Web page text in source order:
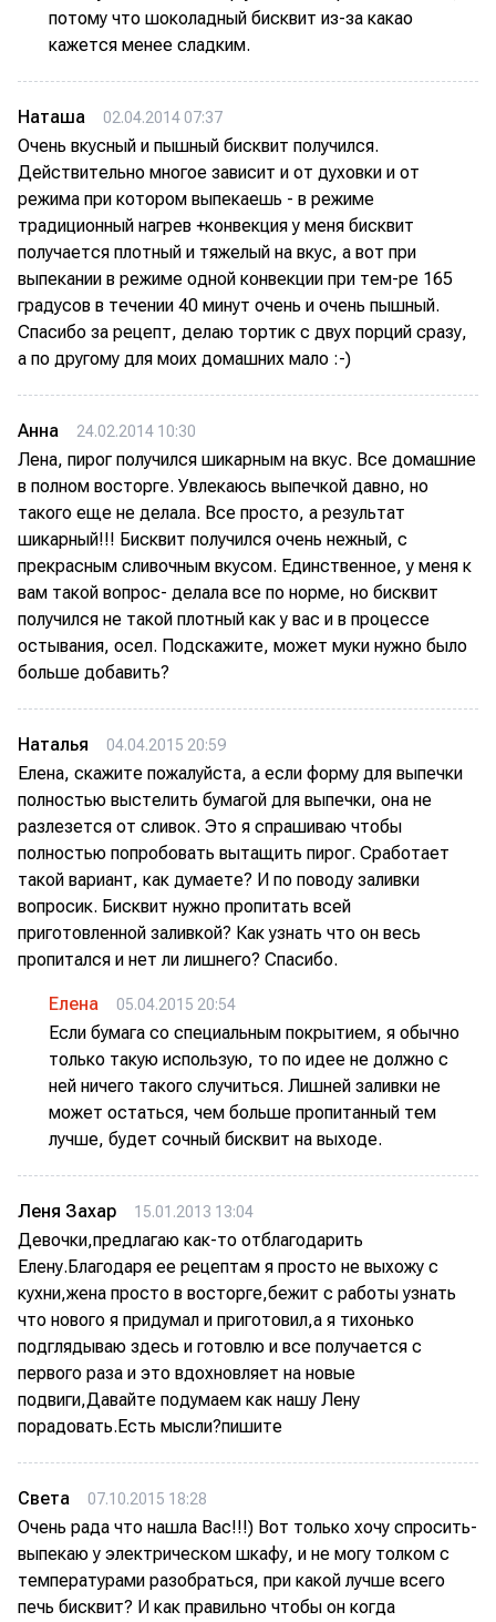
потому что шоколадный бисквит из-за какао
кажется менее сладким.
Наташа 02.04.2014 07:37
Очень вкусный и пышный бисквит получился.
Действительно многое зависит и от духовки и от
режима при котором выпекаешь - в режиме
традиционный нагрев +конвекция у меня бисквит
получается плотный и тяжелый на вкус, а вот при
выпекании в режиме одной конвекции при тем-ре 165
градусов в течении 40 минут очень и очень пышный.
Спасибо за рецепт, делаю тортик с двух порций сразу,
а по другому для моих домашних мало :-)
Анна 24.02.2014 10:30
Лена, пирог получился шикарным на вкус. Все домашние
в полном восторге. Увлекаюсь выпечкой давно, но
такого еще не делала. Все просто, а результат
шикарный!!! Бисквит получился очень нежный, с
прекрасным сливочным вкусом. Единственное, у меня к
вам такой вопрос- делала все по норме, но бисквит
получился не такой плотный как у вас и в процессе
остывания, осел. Подскажите, может муки нужно было
больше добавить?
Наталья 04.04.2015 20:59
Елена, скажите пожалуйста, а если форму для выпечки
полностью выстелить бумагой для выпечки, она не
разлезется от сливок. Это я спрашиваю чтобы
полностью попробовать вытащить пирог. Сработает
такой вариант, как думаете? И по поводу заливки
вопросик. Бисквит нужно пропитать всей
приготовленной заливкой? Как узнать что он весь
пропитался и нет ли лишнего? Спасибо.
Елена 05.04.2015 20:54
Если бумага со специальным покрытием, я обычно
только такую использую, то по идее не должно с
ней ничего такого случиться. Лишней заливки не
может остаться, чем больше пропитанный тем
лучше, будет сочный бисквит на выходе.
Леня Захар 15.01.2013 13:04
Девочки,предлагаю как-то отблагодарить
Елену.Благодаря ее рецептам я просто не выхожу с
кухни,жена просто в восторге,бежит с работы узнать
что нового я придумал и приготовил,а я тихонько
подглядываю здесь и готовлю и все получается с
первого раза и это вдохновляет на новые
подвиги,Давайте подумаем как нашу Лену
порадовать.Есть мысли?пишите
Света 07.10.2015 18:28
Очень рада что нашла Вас!!!) Вот только хочу спросить-
выпекаю у электрическом шкафу, и не могу толком с
температурами разобраться, при какой лучше всего
печь бисквит? И как правильно чтобы он когда